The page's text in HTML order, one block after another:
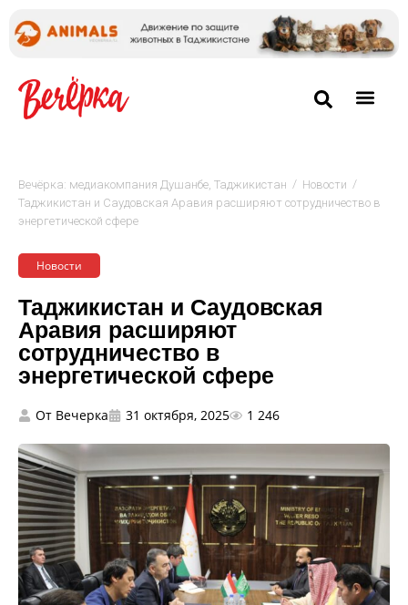
Вечёрка: медиакомпания Душанбе, Таджикистан / Новости /
Таджикистан и Саудовская Аравия расширяют сотрудничество в
энергетической сфере
Новости
Таджикистан и Саудовская
Аравия расширяют
сотрудничество в
энергетической сфере
От Вечерка 31 октября, 2025 1 246